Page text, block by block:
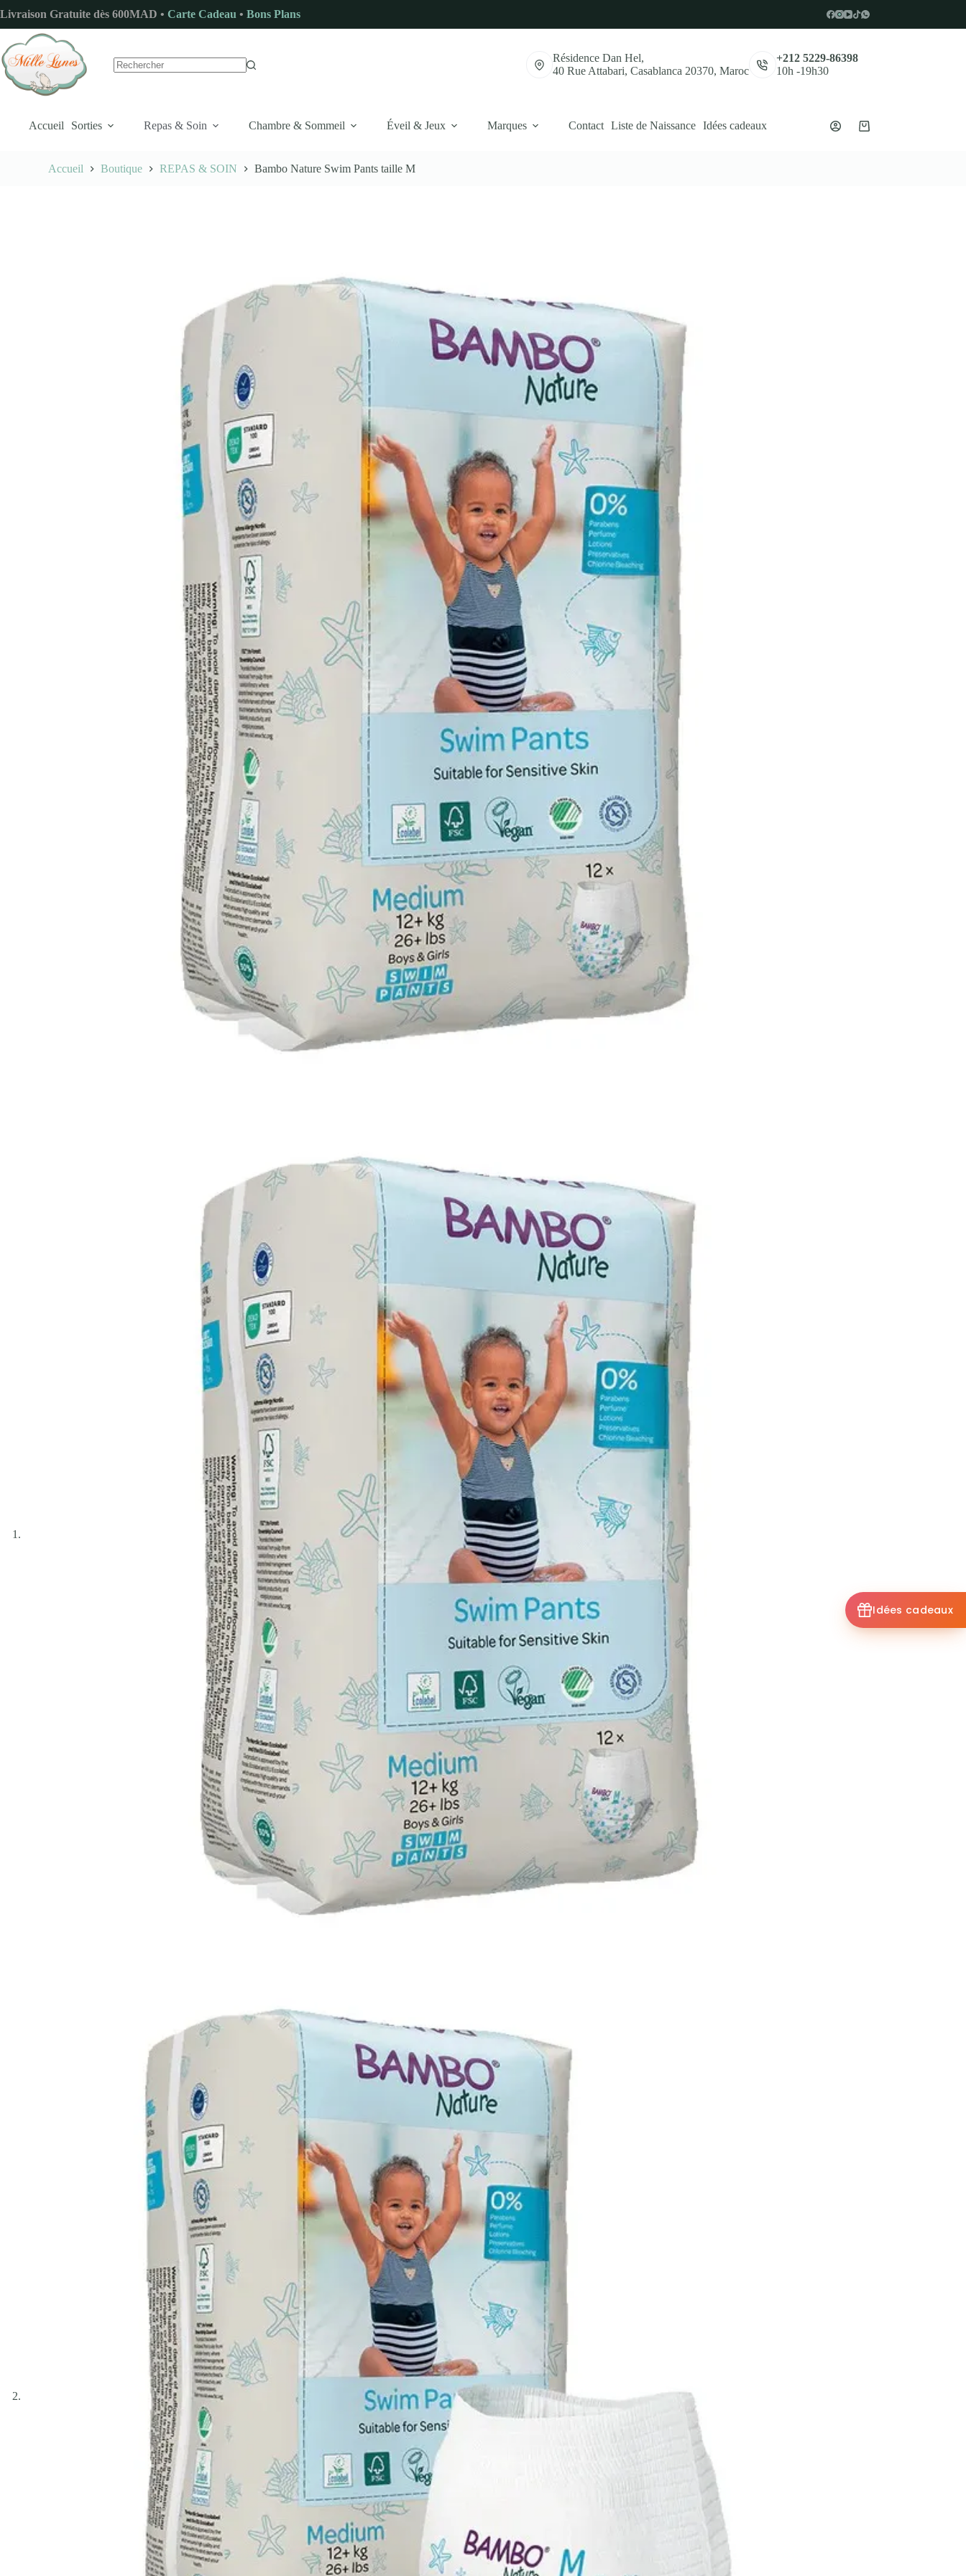
au
contenu
Livraison Gratuite dès 600MAD • Carte Cadeau • Bons Plans
Résidence Dan Hel,
40 Rue Attabari, Casablanca 20370, Maroc
+212 5229-86398
10h -19h30
Accueil Sorties Repas & Soin Chambre & Sommeil Éveil & Jeux Marques Contact Liste de Naissance Idées cadeaux
Panier
Accueil Boutique REPAS & SOIN Bambo Nature Swim Pants taille M
Idées cadeaux